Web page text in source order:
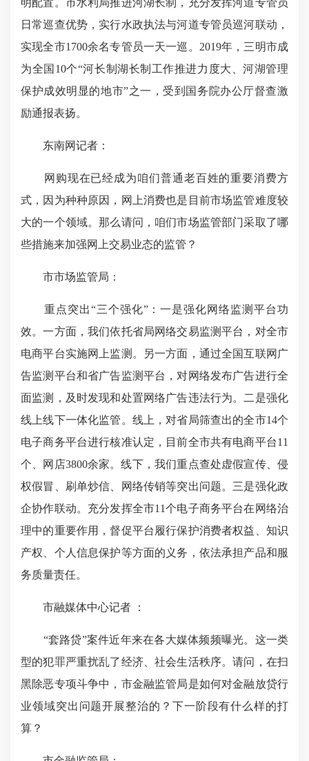
明配置。市水利局推进河湖长制，充分发挥河道专管员
日常巡查优势，实行水政执法与河道专管员巡河联动，
实现全市1700余名专管员一天一巡。2019年，三明市成
为全国10个“河长制湖长制工作推进力度大、河湖管理
保护成效明显的地市”之一，受到国务院办公厅督查激
励通报表扬。
东南网记者：
网购现在已经成为咱们普通老百姓的重要消费方
式，因为种种原因，网上消费也是目前市场监管难度较
大的一个领域。那么请问，咱们市场监管部门采取了哪
些措施来加强网上交易业态的监管？
市市场监管局：
重点突出“三个强化”：一是强化网络监测平台功
效。一方面，我们依托省局网络交易监测平台，对全市
电商平台实施网上监测。另一方面，通过全国互联网广
告监测平台和省广告监测平台，对网络发布广告进行全
面监测，及时发现和处置网络广告违法行为。二是强化
线上线下一体化监管。线上，对省局筛查出的全市14个
电子商务平台进行核准认定，目前全市共有电商平台11
个、网店3800余家。线下，我们重点查处虚假宣传、侵
权假冒、刷单炒信、网络传销等突出问题。三是强化政
企协作联动。充分发挥全市11个电子商务平台在网络治
理中的重要作用，督促平台履行保护消费者权益、知识
产权、个人信息保护等方面的义务，依法承担产品和服
务质量责任。
市融媒体中心记者 ：
“套路贷”案件近年来在各大媒体频频曝光。这一类
型的犯罪严重扰乱了经济、社会生活秩序。请问，在扫
黑除恶专项斗争中，市金融监管局是如何对金融放贷行
业领域突出问题开展整治的？下一阶段有什么样的打
算？